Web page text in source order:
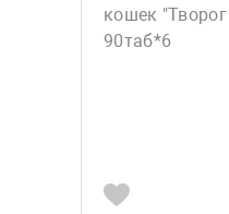
кошек
90таб*6